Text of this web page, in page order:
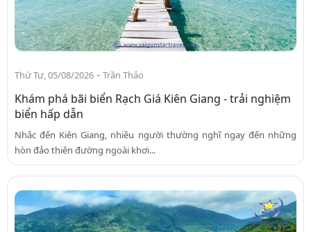
Thứ Tư, 05/08/2026 - Trần Thảo
Khám phá bãi biển Rạch Giá Kiên Giang - trải nghiệm
biển hấp dẫn
Nhắc đến Kiên Giang, nhiều người thường nghĩ ngay đến những
hòn đảo thiên đường ngoài khơi...